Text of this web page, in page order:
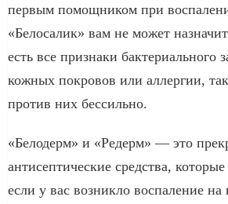
первым помощником при
«Белосалик» вам не может
есть все признаки бактериального
кожных покровов или аллергии,
против них бессильно.
«Белодерм» и «Редерм» — это
антисептические средства,
если у вас возникло воспаление на